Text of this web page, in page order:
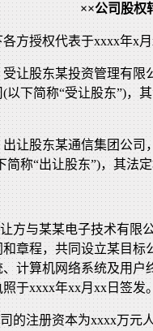
××公司股权
方授权代表于xxxx年x
受让股东某投资管理有
以下简称“受让股东”)，
出让股东某通信集团公
简称“出让股东”)，其法
方与某某电子技术有限
章程，共同设立某目标
、计算机网络系统及用
照于xxxx年xx月xx日签发
的注册资本为xxxx万元